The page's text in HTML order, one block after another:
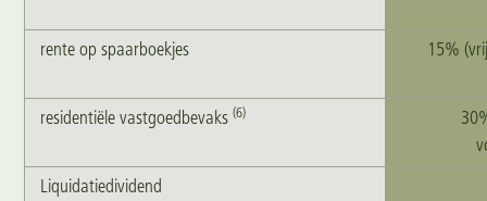
rente op spaarboekjes 15%
residentiële vastgoedbevaks(6)
Liquidatiedividend